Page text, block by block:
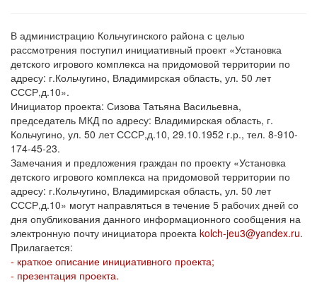
В администрацию Кольчугинского района с целью
рассмотрения поступил инициативный проект «Установка
детского игрового комплекса на придомовой территории по
адресу: г.Кольчугино, Владимирская область, ул. 50 лет
СССР,д.10».
Инициатор проекта: Сизова Татьяна Васильевна,
председатель МКД по адресу: Владимирская область, г.
Кольчугино, ул. 50 лет СССР,д.10, 29.10.1952 г.р., тел. 8-910-
174-45-23.
Замечания и предложения граждан по проекту «Установка
детского игрового комплекса на придомовой территории по
адресу: г.Кольчугино, Владимирская область, ул. 50 лет
СССР,д.10» могут направляться в течение 5 рабочих дней со
дня опубликования данного информационного сообщения на
электронную почту инициатора проекта kolch-jeu3@yandex.ru.
Прилагается:
- краткое описание инициативного проекта;
- презентация проекта.